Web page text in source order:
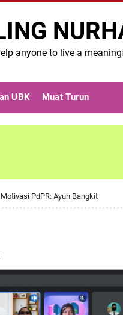
anyone to live a
UBK Muat Turun
Motivasi PdPR: Ayuh Bangkit